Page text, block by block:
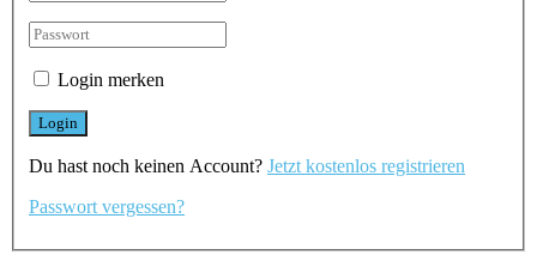
Login merken
Du hast noch keinen Account? Jetzt kostenlos registrieren
Passwort vergessen?